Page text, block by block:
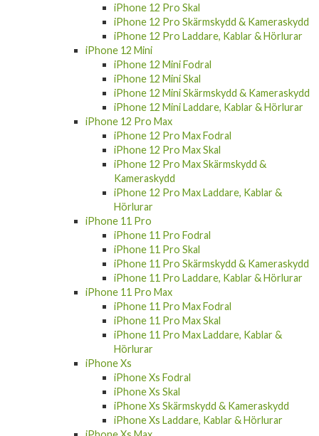
iPhone 12 Pro Skal
iPhone 12 Pro Skärmskydd & Kameraskydd
iPhone 12 Pro Laddare, Kablar & Hörlurar
iPhone 12 Mini
iPhone 12 Mini Fodral
iPhone 12 Mini Skal
iPhone 12 Mini Skärmskydd & Kameraskydd
iPhone 12 Mini Laddare, Kablar & Hörlurar
iPhone 12 Pro Max
iPhone 12 Pro Max Fodral
iPhone 12 Pro Max Skal
iPhone 12 Pro Max Skärmskydd &
Kameraskydd
iPhone 12 Pro Max Laddare, Kablar &
Hörlurar
iPhone 11 Pro
iPhone 11 Pro Fodral
iPhone 11 Pro Skal
iPhone 11 Pro Skärmskydd & Kameraskydd
iPhone 11 Pro Laddare, Kablar & Hörlurar
iPhone 11 Pro Max
iPhone 11 Pro Max Fodral
iPhone 11 Pro Max Skal
iPhone 11 Pro Max Laddare, Kablar &
Hörlurar
iPhone Xs
iPhone Xs Fodral
iPhone Xs Skal
iPhone Xs Skärmskydd & Kameraskydd
iPhone Xs Laddare, Kablar & Hörlurar